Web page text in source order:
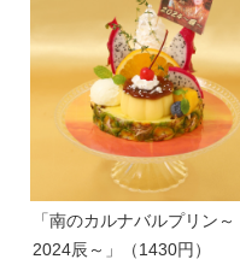
「南のカルナバルプリン～
2024辰～」（1430円）